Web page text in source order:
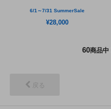
6/1～7/31 SummerSale
¥28,000
60商品中
戻る